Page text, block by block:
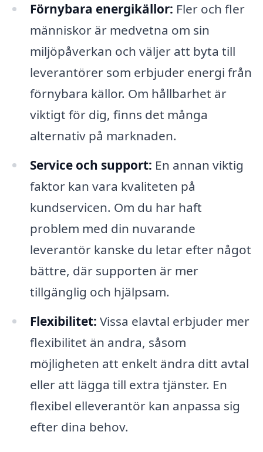
Förnybara energikällor: Fler och fler
människor är medvetna om sin
miljöpåverkan och väljer att byta till
leverantörer som erbjuder energi från
förnybara källor. Om hållbarhet är
viktigt för dig, finns det många
alternativ på marknaden.
Service och support: En annan viktig
faktor kan vara kvaliteten på
kundservicen. Om du har haft
problem med din nuvarande
leverantör kanske du letar efter något
bättre, där supporten är mer
tillgänglig och hjälpsam.
Flexibilitet: Vissa elavtal erbjuder mer
flexibilitet än andra, såsom
möjligheten att enkelt ändra ditt avtal
eller att lägga till extra tjänster. En
flexibel elleverantör kan anpassa sig
efter dina behov.